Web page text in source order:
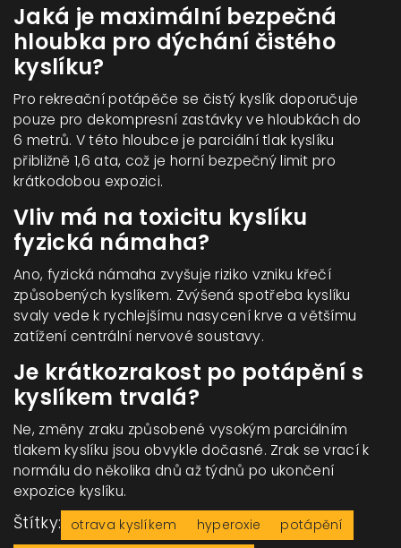
Jaká je maximální bezpečná
hloubka pro dýchání čistého
kyslíku?
Pro rekreační potápěče se čistý kyslík doporučuje
pouze pro dekompresní zastávky ve hloubkách do
6 metrů. V této hloubce je parciální tlak kyslíku
přibližně 1,6 ata, což je horní bezpečný limit pro
krátkodobou expozici.
Vliv má na toxicitu kyslíku
fyzická námaha?
Ano, fyzická námaha zvyšuje riziko vzniku křečí
způsobených kyslíkem. Zvýšená spotřeba kyslíku
svaly vede k rychlejšímu nasycení krve a většímu
zatížení centrální nervové soustavy.
Je krátkozrakost po potápění s
kyslíkem trvalá?
Ne, změny zraku způsobené vysokým parciálním
tlakem kyslíku jsou obvykle dočasné. Zrak se vrací k
normálu do několika dnů až týdnů po ukončení
expozice kyslíku.
Štítky: otrava kyslíkem hyperoxie
potápění